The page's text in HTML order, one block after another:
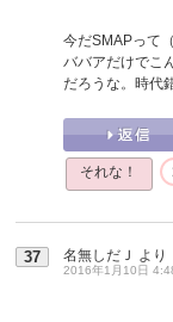
今だSMAPって
ババアだけでこ
だろうな。時代
それな！
37 名無しだＪ より
2016年1月10日